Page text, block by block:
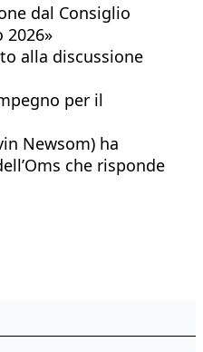
dal Consiglio
alla discussione
per il
Newsom) ha
che risponde